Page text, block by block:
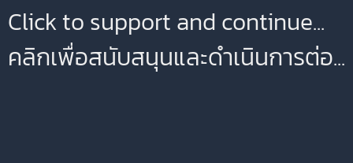
Click to support and continue...
คลิกเพื่อสนับสนุนและดำเนินการต่อ...